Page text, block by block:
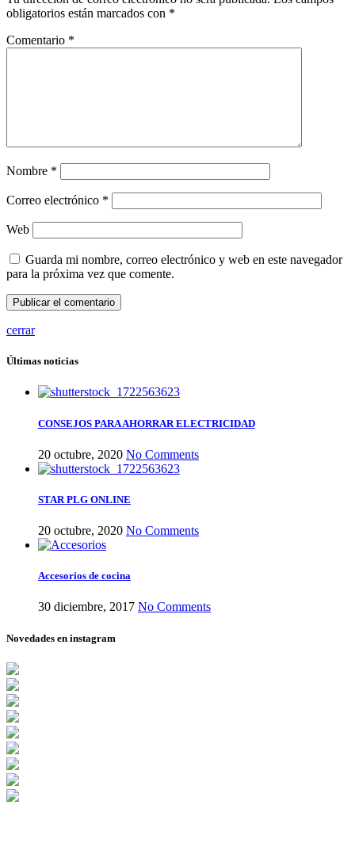
obligatorios están marcados con *
Comentario *
Nombre *
Correo electrónico *
Web
Guarda mi nombre, correo electrónico y web en este navegador
para la próxima vez que comente.
cerrar
Últimas noticias
CONSEJOS PARA AHORRAR ELECTRICIDAD
20 octubre, 2020 No Comments
STAR PLG ONLINE
20 octubre, 2020 No Comments
Accesorios de cocina
30 diciembre, 2017 No Comments
Novedades en instagram